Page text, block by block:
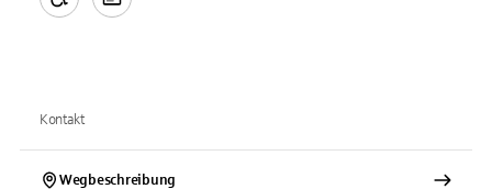
Kontakt
Wegbeschreibung